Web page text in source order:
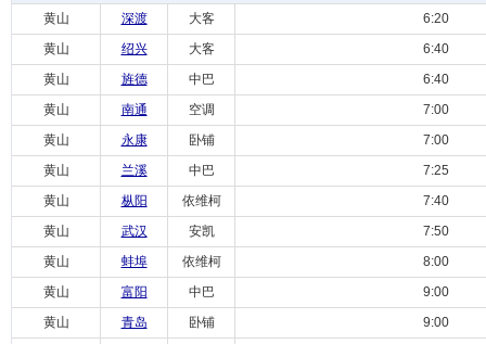
黄山
深渡 大客
6:20
黄山
绍兴 大客
6:40
黄山
旌德 中巴
6:40
黄山
南通 空调
7:00
黄山
永康 卧铺
7:00
黄山
兰溪 中巴
7:25
黄山
枞阳 依维柯
7:40
黄山
武汉 安凯
7:50
黄山
蚌埠 依维柯
8:00
黄山
富阳 中巴
9:00
黄山
青岛 卧铺
9:00